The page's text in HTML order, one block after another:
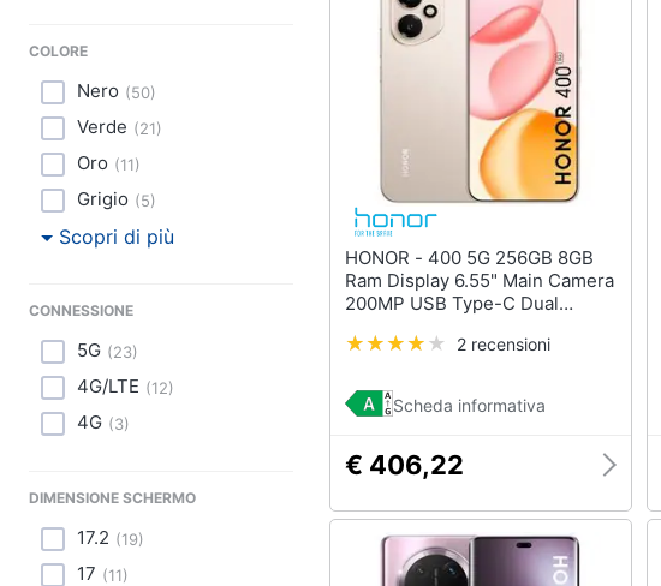
COLORE
Nero (50)
Verde (21)
Oro (11)
Grigio (5)
Scopri di più
CONNESSIONE
5G (23)
4G/LTE (12)
4G (3)
DIMENSIONE SCHERMO
17.2 (19)
17 (11)
HONOR - 400 5G 256GB 8GB
Ram Display 6.55" Main Camera
200MP USB Type-C Dual
Snapdragon: 7 Gen3 5300mAh
2 recensioni
Scheda informativa
€ 406,22